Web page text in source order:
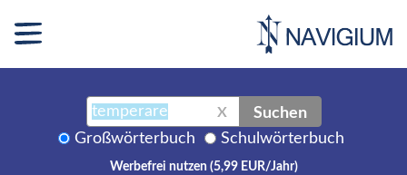
X Suchen
Großwörterbuch Schulwörterbuch
Werbefrei nutzen (5,99 EUR/Jahr)